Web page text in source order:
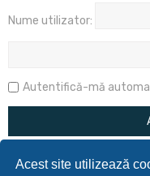
Acest site utilizează
Nume utilizator:
Autentifică-mă